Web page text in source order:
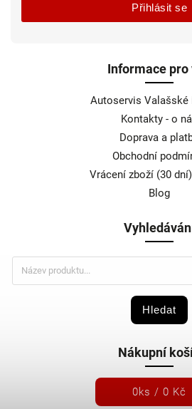
Informace pro
Autoservis Valašské
Kontakty - o
Doprava a
Obchodní
Vrácení zboží (30
Blog
Hledat
Nákupní
0ks / 0 Kč
Přihlásit se